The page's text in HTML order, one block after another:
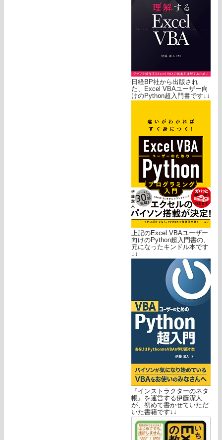
日経BP社から出版され
た、Excel VBAユーザー向
けのPython超入門書です↓↓
上記のExcel VBAユーザー
向けのPython超入門書の、
元になったキンドル本です
↓↓
『インストラクターのネタ
帳』を運営する伊藤潔人
が、初めて書かせていただ
いた書籍です↓↓